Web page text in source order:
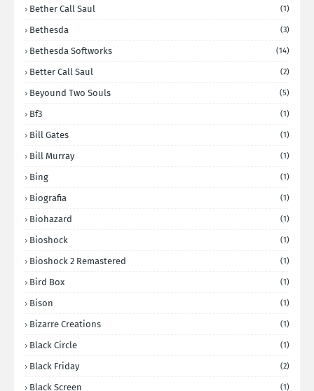
Bether Call Saul (1)
Bethesda (3)
Bethesda Softworks (14)
Better Call Saul (2)
Beyound Two Souls (5)
Bf3 (1)
Bill Gates (1)
Bill Murray (1)
Bing (1)
Biografia (1)
Biohazard (1)
Bioshock (1)
Bioshock 2 Remastered (1)
Bird Box (1)
Bison (1)
Bizarre Creations (1)
Black Circle (1)
Black Friday (2)
Black Screen (1)